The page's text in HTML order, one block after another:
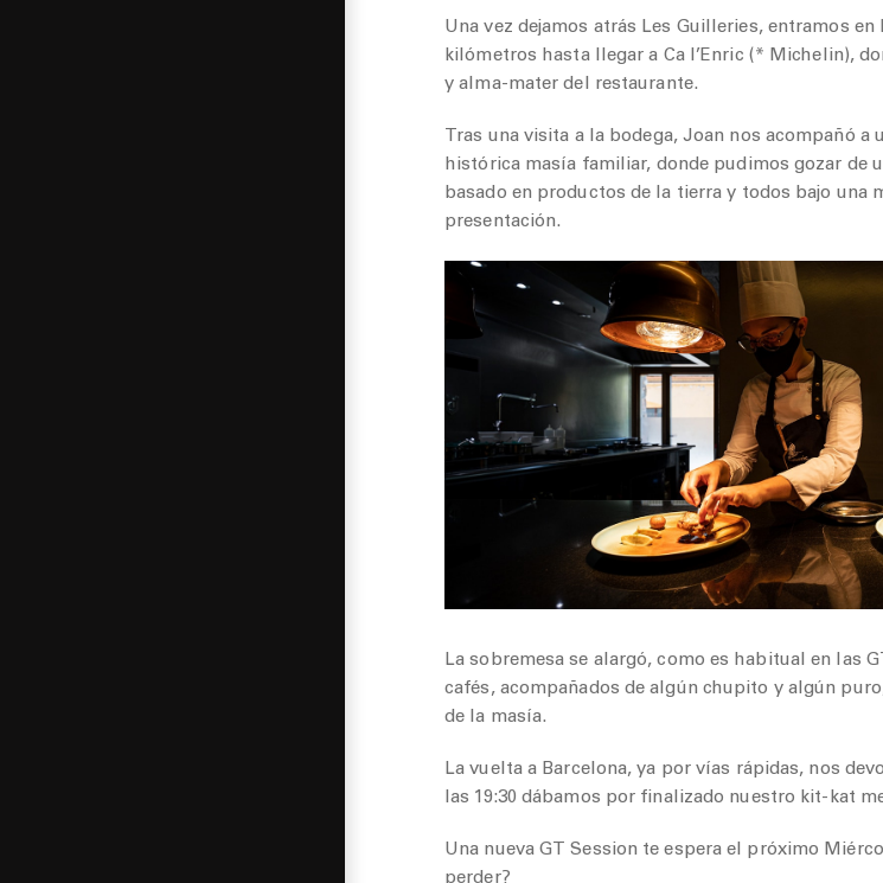
Una vez dejamos atrás Les Guilleries, entramos
kilómetros hasta llegar a Ca l’Enric (* Michelin),
y alma-mater del restaurante.
Tras una visita a la bodega, Joan nos acompañó a
histórica masía familiar, donde pudimos gozar de
basado en productos de la tierra y todos bajo una
presentación.
La sobremesa se alargó, como es habitual en las
cafés, acompañados de algún chupito y algún
de la masía.
La vuelta a Barcelona, ya por vías rápidas, nos
las 19:30 dábamos por finalizado nuestro kit-kat
Una nueva GT Session te espera el próximo
perder?